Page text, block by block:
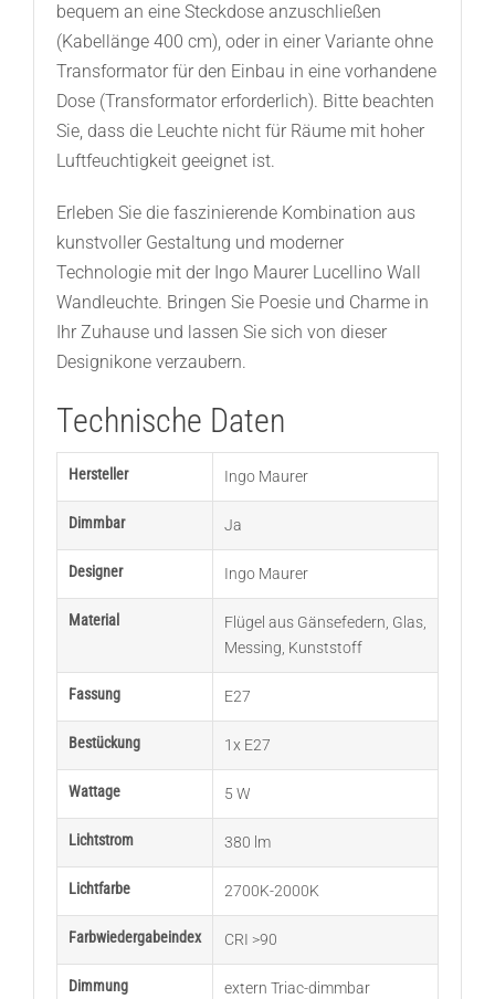
bequem an eine Steckdose anzuschließen
(Kabellänge 400 cm), oder in einer Variante ohne
Transformator für den Einbau in eine vorhandene
Dose (Transformator erforderlich). Bitte beachten
Sie, dass die Leuchte nicht für Räume mit hoher
Luftfeuchtigkeit geeignet ist.
Erleben Sie die faszinierende Kombination aus
kunstvoller Gestaltung und moderner
Technologie mit der Ingo Maurer Lucellino Wall
Wandleuchte. Bringen Sie Poesie und Charme in
Ihr Zuhause und lassen Sie sich von dieser
Designikone verzaubern.
Technische Daten
Hersteller Ingo Maurer
Dimmbar Ja
Designer Ingo Maurer
Material Flügel aus Gänsefedern Glas,
Messing Kunststoff
Fassung E27
Bestückung 1x E27
Wattage 5 W
Lichtstrom 380 lm
Lichtfarbe 2700K-2000K
Farbwiedergabeindex CRI >90
Dimmung extern Triac-dimmbar